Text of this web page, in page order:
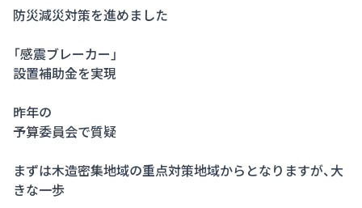
防災減災対策を進めました
「感震ブレーカー」
設置補助金を実現
昨年の
予算委員会で質疑
まずは木造密集地域の重点対策地域からとなりますが、大
きな一歩